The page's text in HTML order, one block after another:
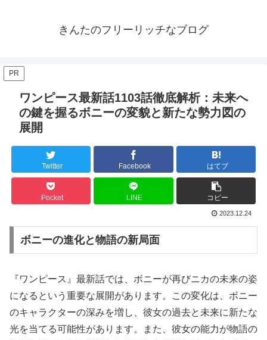
きんたのフリーリッチなブログ
PR
ワンピース最新話1103話徹底解析：未来へ
の鍵を握るボニーの変貌と新たな勢力図の
展開
Twitter Facebook はてブ
Pocket LINE コピー
2023.12.24
ボニーの進化と物語の新局面
『ワンピース』最新話では、ボニーが再びニカの未来の姿
になるという重要な展開があります。この変化は、ボニー
のキャラクターの深みを増し、彼女の過去と未来に新たな
光を当てる可能性があります。また、彼女の能力が物語の